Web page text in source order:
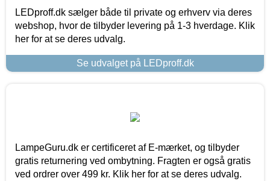
LEDproff.dk sælger både til private og erhverv via deres
webshop, hvor de tilbyder levering på 1-3 hverdage. Klik
her for at se deres udvalg.
Se udvalget på LEDproff.dk
LampeGuru.dk er certificeret af E-mærket, og tilbyder
gratis returnering ved ombytning. Fragten er også gratis
ved ordrer over 499 kr. Klik her for at se deres udvalg.